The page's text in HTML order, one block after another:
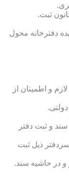
دفترخانه محول
و اطمینان از
و ثبت دفتر
ذیل ثبت